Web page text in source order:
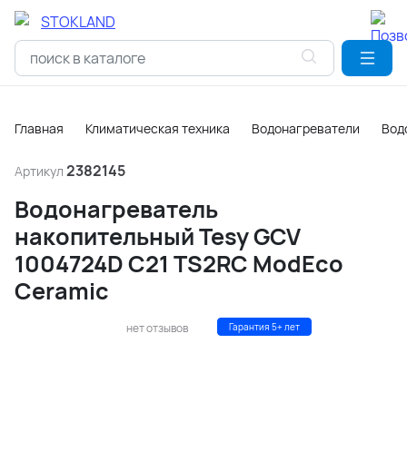
Главная Климатическая техника Водонагреватели
Артикул 2382145
Водонагреватель
накопительный Tesy GCV
1004724D C21 TS2RC ModEco
Ceramic
нет отзывов Гарантия 5+ лет